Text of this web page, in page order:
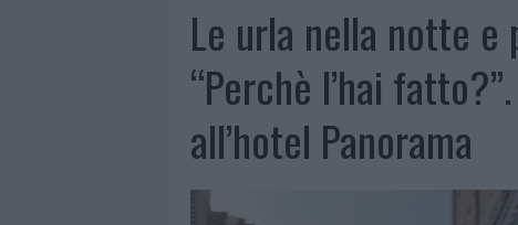
Le urla nella notte e
“Perchè l’hai
all’hotel Panorama